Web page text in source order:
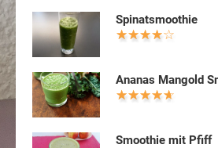
Spinatsmoothie
Ananas Mangold
Smoothie mit Pfiff